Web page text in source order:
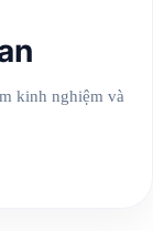
kinh nghiệm và